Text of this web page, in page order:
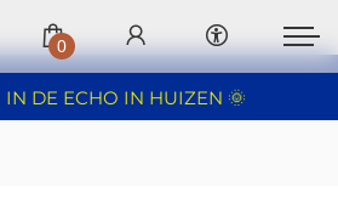
DE ECHO IN HUIZEN 🌞
0